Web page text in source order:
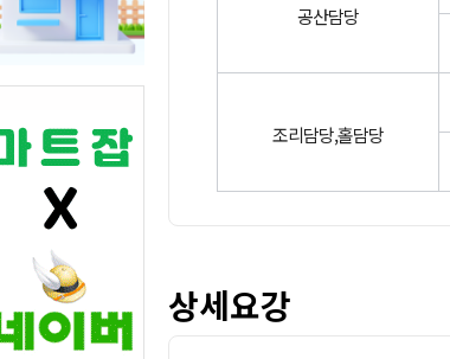
공산담당
조리담당,홀담당
상세요강